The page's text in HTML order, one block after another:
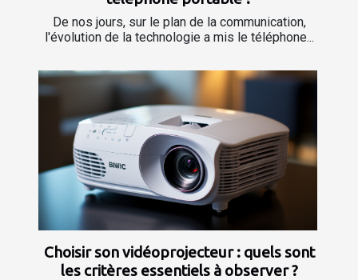
De nos jours, sur le plan de la communication,
l'évolution de la technologie a mis le téléphone...
Choisir son vidéoprojecteur : quels sont
les critères essentiels à observer ?